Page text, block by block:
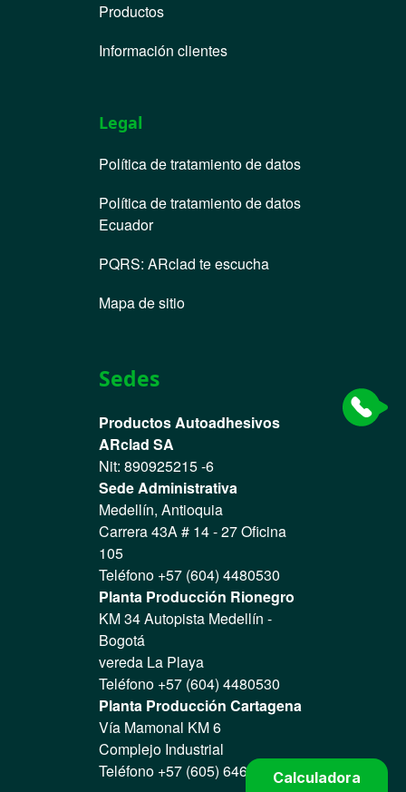
Calculadora
Productos
Información clientes
Legal
Política de tratamiento de datos
Política de tratamiento de datos
Ecuador
PQRS: ARclad te escucha
Mapa de sitio
Sedes
Productos Autoadhesivos
ARclad SA
Nit: 890925215 -6
Sede Administrativa
Medellín, Antioquia
Carrera 43A # 14 - 27 Oficina
105
Teléfono +57 (604) 4480530
Planta Producción Rionegro
KM 34 Autopista Medellín -
Bogotá
vereda La Playa
Teléfono +57 (604) 4480530
Planta Producción Cartagena
Vía Mamonal KM 6
Complejo Industrial
Teléfono +57 (605) 6466004